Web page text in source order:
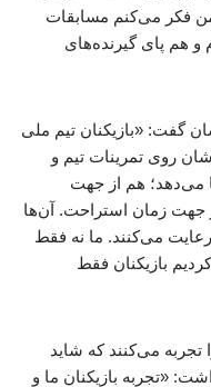
فکر می‌کنم مسابقات
و هم پای گیرنده‌های
گفت: «بازیکنان تیم ملی
روی تمرینات تیم و
می‌دهد؛ هم از جهت
جهت زمان استراحت. آن‌ها
می‌کنند. ما نه فقط
بازیکنان فقط
تجربه می‌کنند که شاید
«تجربه بازیکنان ما و